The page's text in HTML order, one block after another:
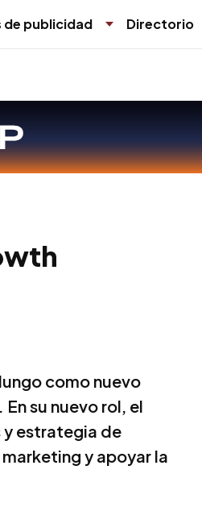
de publicidad Directorio
como nuevo
su nuevo rol, el
y estrategia de
y apoyar la